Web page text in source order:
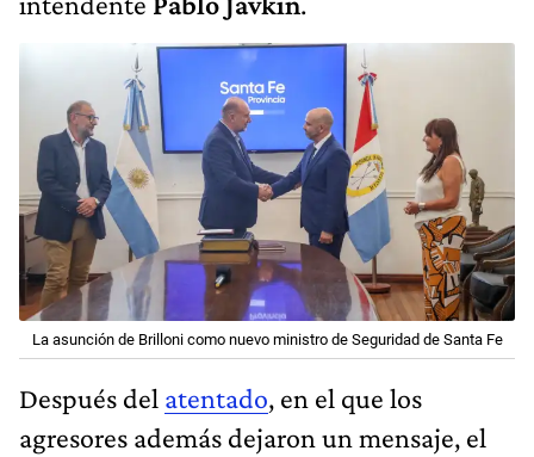
La asunción de Brilloni como nuevo ministro de Seguridad de Santa Fe
Después del atentado, en el que los
agresores además dejaron un mensaje, el